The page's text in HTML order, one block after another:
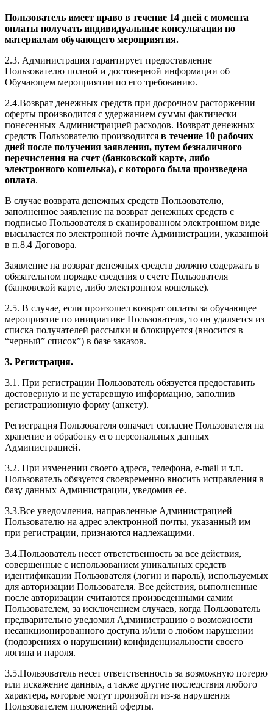
Пользователь имеет право в течение 14 дней с момента
оплаты получать индивидуальные консультации по
материалам обучающего мероприятия.
2.3. Администрация гарантирует предоставление
Пользователю полной и достоверной информации об
Обучающем мероприятии по его требованию.
2.4.Возврат денежных средств при досрочном расторжении
оферты производится с удержанием суммы фактически
понесенных Администрацией расходов. Возврат денежных
средств Пользователю производится в течение 10 рабочих
дней после получения заявления, путем безналичного
перечисления на счет (банковской карте, либо
электронного кошелька), с которого была произведена
оплата.
В случае возврата денежных средств Пользователю,
заполненное заявление на возврат денежных средств с
подписью Пользователя в сканированном электронном виде
высылается по электронной почте Администрации, указанной
в п.8.4 Договора.
Заявление на возврат денежных средств должно содержать в
обязательном порядке сведения о счете Пользователя
(банковской карте, либо электронном кошельке).
2.5. В случае, если произошел возврат оплаты за обучающее
мероприятие по инициативе Пользователя, то он удаляется из
списка получателей рассылки и блокируется (вносится в
“черный” список”) в базе заказов.
3. Регистрация.
3.1. При регистрации Пользователь обязуется предоставить
достоверную и не устаревшую информацию, заполнив
регистрационную форму (анкету).
Регистрация Пользователя означает согласие Пользователя на
хранение и обработку его персональных данных
Администрацией.
3.2. При изменении своего адреса, телефона, e-mail и т.п.
Пользователь обязуется своевременно вносить исправления в
базу данных Администрации, уведомив ее.
3.3.Все уведомления, направленные Администрацией
Пользователю на адрес электронной почты, указанный им
при регистрации, признаются надлежащими.
3.4.Пользователь несет ответственность за все действия,
совершенные с использованием уникальных средств
идентификации Пользователя (логин и пароль), используемых
для авторизации Пользователя. Все действия, выполненные
после авторизации считаются произведенными самим
Пользователем, за исключением случаев, когда Пользователь
предварительно уведомил Администрацию о возможности
несанкционированного доступа и/или о любом нарушении
(подозрениях о нарушении) конфиденциальности своего
логина и пароля.
3.5.Пользователь несет ответственность за возможную потерю
или искажение данных, а также другие последствия любого
характера, которые могут произойти из-за нарушения
Пользователем положений оферты.